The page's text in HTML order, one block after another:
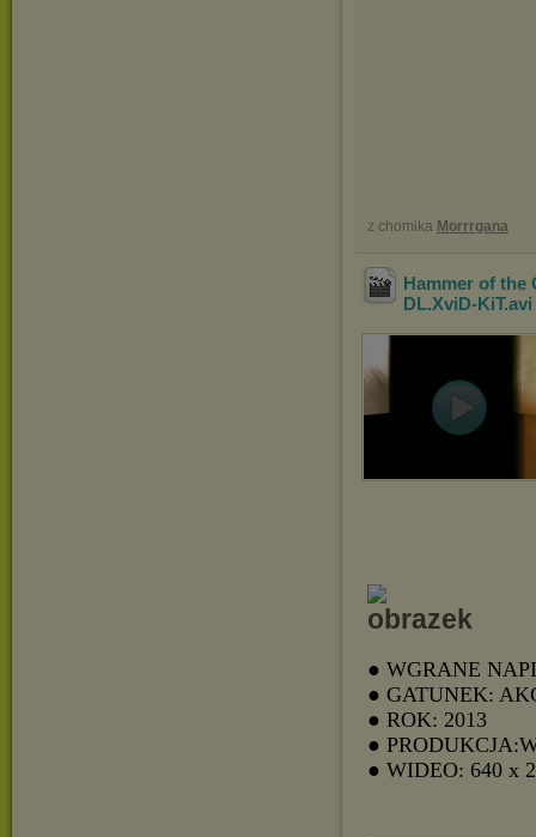
z chomika Morrrgana
Hammer of the
DL.XviD-KiT.avi
● WGRANE
● GATUNEK:
● ROK: 2013
●
● WIDEO: 640 x